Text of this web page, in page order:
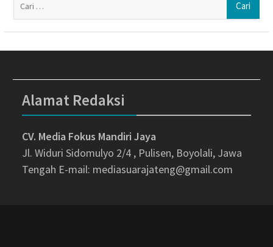
Alamat Redaksi
CV. Media Fokus Mandiri Jaya
Jl. Widuri Sidomulyo 2/4 , Pulisen, Boyolali, Jawa
Tengah E-mail: mediasuarajateng@gmail.com